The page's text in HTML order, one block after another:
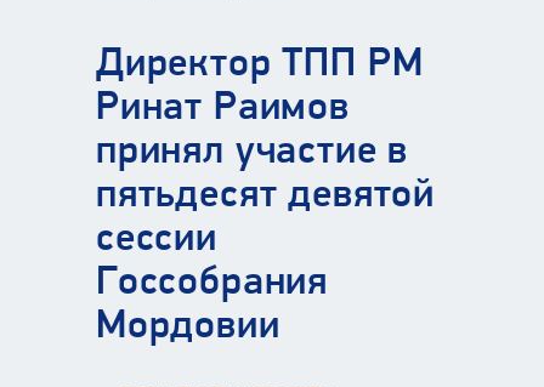
Директор ТПП РМ
Ринат Раимов
принял участие в
пятьдесят девятой
сессии
Госсобрания
Мордовии